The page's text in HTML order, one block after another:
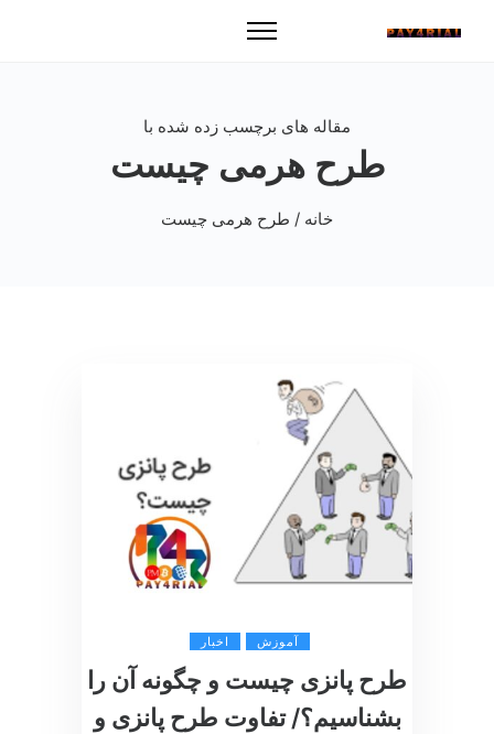
مقاله های برچسب زده شده با
طرح هرمی چیست
خانه / طرح هرمی چیست
آموزش اخبار
طرح پانزی چیست و چگونه آن را
بشناسیم؟/ تفاوت طرح‌ پانزی و